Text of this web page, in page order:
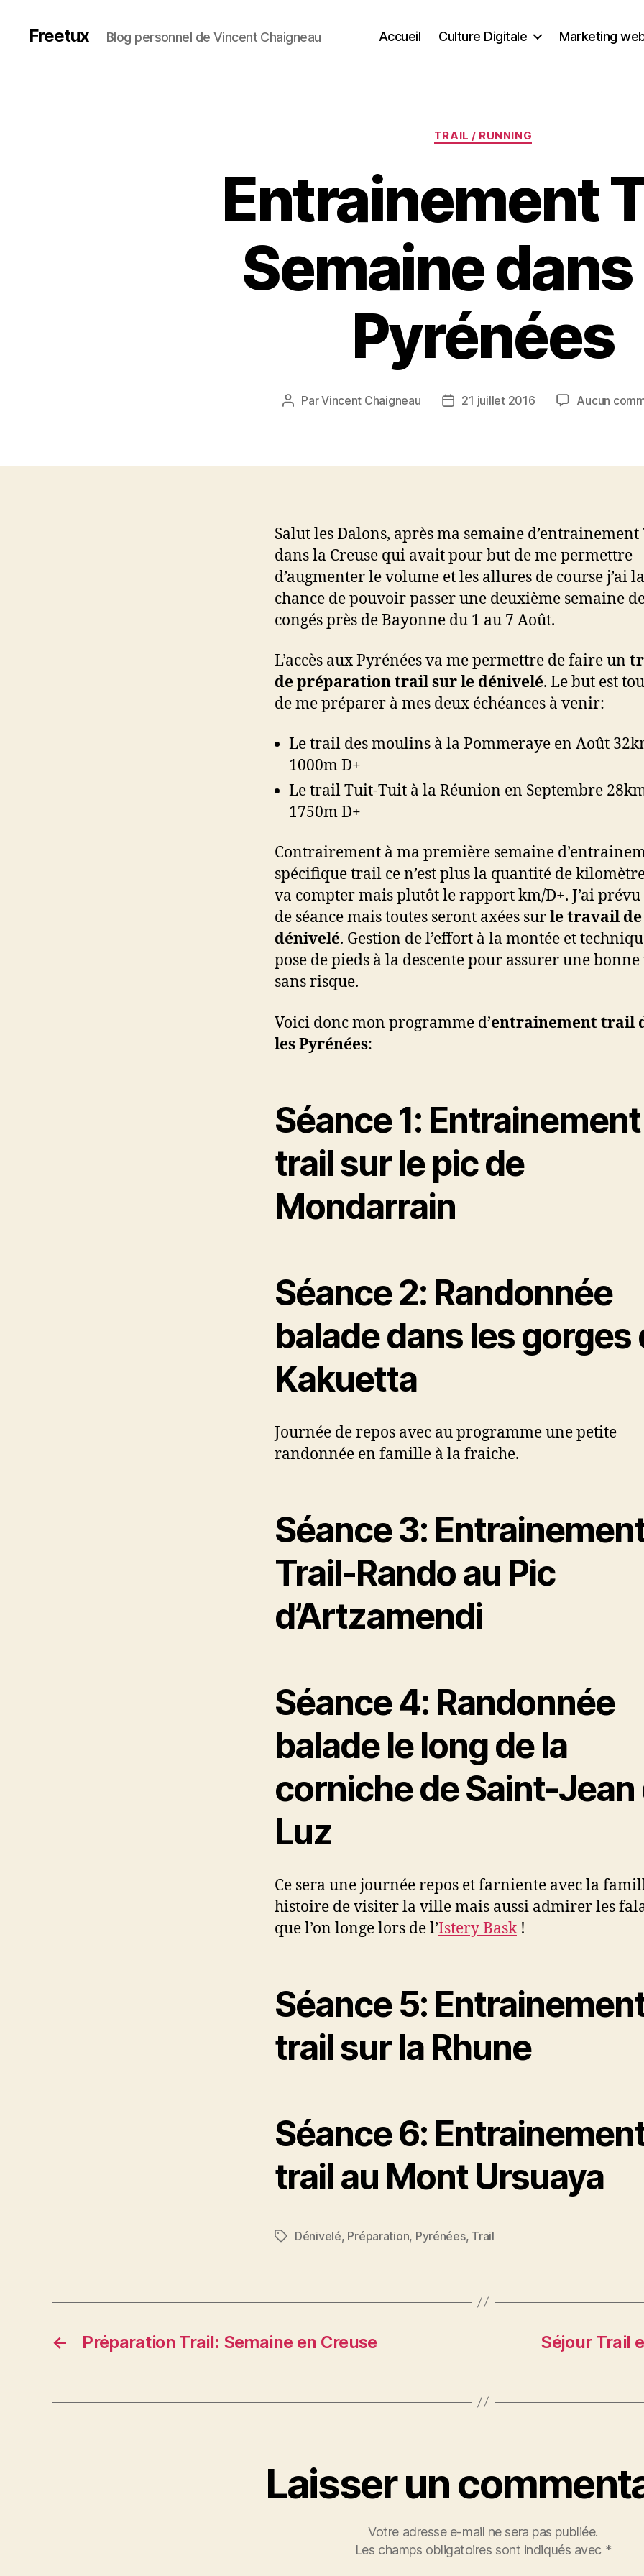
Freetux Blog personnel de Vincent Chaigneau Accueil Culture Digitale Marketing
Catégories
TRAIL / RUNNING
Entrainement
Semaine
Pyrénées
Auteur
ParVincent Chaigneau
Date21 juillet 2016 Aucun
Salut les Dalons, après ma semaine
dans la Creuse qui avait pour but de me permettre
d’augmenter le volume et les allures de course j’ai la
chance de pouvoir passer une deuxième semaine
congés près de Bayonne du 1 au 7 Août.
L’accès aux Pyrénées va me permettre de faire un
de préparation trail sur le dénivelé. Le but est
de me préparer à mes deux échéances à venir:
Le trail des moulins à la Pommeraye en Août
1000m D+
Le trail Tuit-Tuit à la Réunion en Septembre
1750m D+
Contrairement à ma première semaine
spécifique trail ce n’est plus la quantité de
va compter mais plutôt le rapport km/D+. J’ai
de séance mais toutes seront axées surle travail de
dénivelé. Gestion de l’effort à la montée et
pose de pieds à la descente pour assurer une bonne
sans risque.
Voici donc mon programme d’entrainement trail
les Pyrénées:
Séance 1: Entrainement
trail sur le pic de
Mondarrain
Séance 2: Randonnée
balade dans les gorges
Kakuetta
Journée de repos avec au programme une petite
randonnée en famille à la fraiche.
Séance 3:
Trail-Rando au Pic
d’Artzamendi
Séance 4: Randonnée
balade le long de la
corniche de Saint-Jean
Luz
Ce sera une journée repos et farniente avec la
histoire de visiter la ville mais aussi admirer les
que l’on longe lors de l’Istery Bask!
Séance 5:
trail sur la Rhune
Séance 6:
trail au Mont Ursuaya
Étiquettes
Dénivelé, Préparation, Pyrénées, Trail
← Préparation Trail: Semaine en Creuse Séjour Trail
Laisser un
Votre adresse e-mail ne sera pas publiée.
Les champs obligatoires sont indiqués avec *